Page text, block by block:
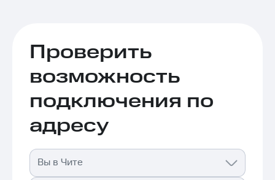
Проверить
возможность
подключения по
адресу
Вы в Чите